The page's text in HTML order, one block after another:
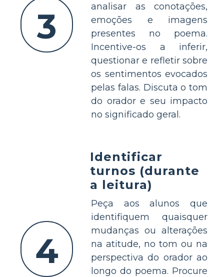
3
analisar as conotações,
emoções e imagens
presentes no poema.
Incentive-os a inferir,
questionar e refletir sobre
os sentimentos evocados
pelas falas. Discuta o tom
do orador e seu impacto
no significado geral.
4
Identificar
turnos (durante
a leitura)
Peça aos alunos que
identifiquem quaisquer
mudanças ou alterações
na atitude, no tom ou na
perspectiva do orador ao
longo do poema. Procure